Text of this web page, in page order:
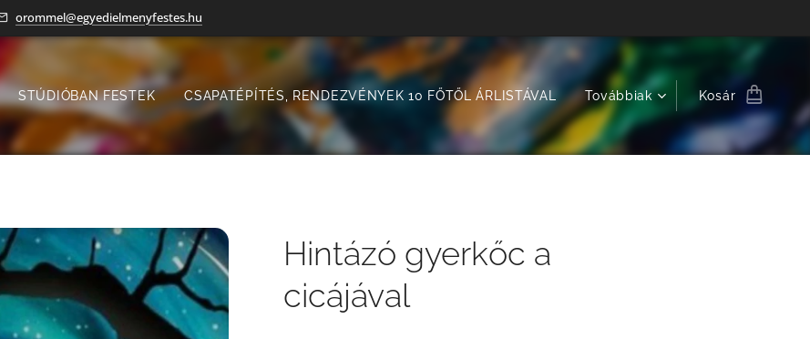
orommel@egyedielmenyfestes.hu
STÚDIÓBAN FESTEK CSAPATÉPÍTÉS, RENDEZVÉNYEK 10 FŐTŐL ÁRLISTÁVAL Továbbiak Kosár
Hintázó gyerkőc a
cicájával